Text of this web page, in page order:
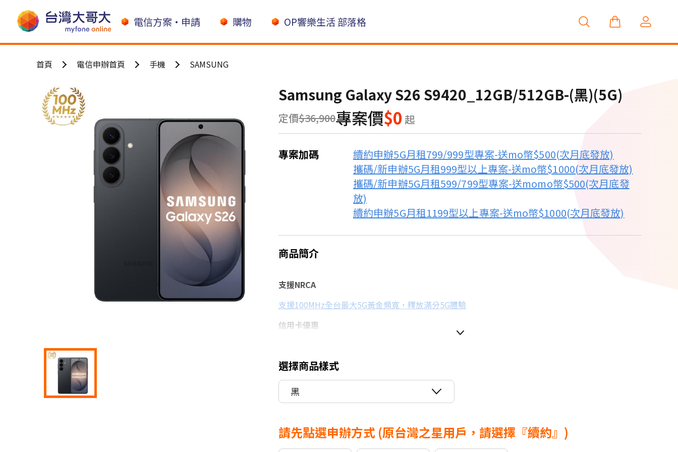
電信方案•申請 購物 OP響樂生活 部落格
首頁 電信申辦首頁 手機 SAMSUNG
Samsung Galaxy S26 S9420_12GB/512GB-(黑)(5G)
定價$36,900專案價$0 起
專案加碼
續約申辦5G月租799/999型專案-送mo幣$500(次月底發放)
攜碼/新申辦5G月租999型以上專案-送mo幣$1000(次月底發放)
攜碼/新申辦5G月租599/799型專案-送momo幣$500(次月底發
放)
續約申辦5G月租1199型以上專案-送mo幣$1000(次月底發放)
商品簡介
支援NRCA
支援100MHz全台最大5G黃金頻寬，釋放滿分5G體驗
信用卡優惠
選擇商品樣式
黑
請先點選申辦方式 (原台灣之星用戶，請選擇『續約』)